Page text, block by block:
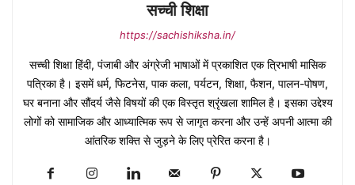
सच्ची शिक्षा
https://sachishiksha.in/
सच्ची शिक्षा हिंदी, पंजाबी और अंग्रेजी भाषाओं में प्रकाशित एक त्रिभाषी मासिक
पत्रिका है। इसमें धर्म, फिटनेस, पाक कला, पर्यटन, शिक्षा, फैशन, पालन-पोषण,
घर बनाना और सौंदर्य जैसे विषयों की एक विस्तृत श्रृंखला शामिल है। इसका उद्देश्य
लोगों को सामाजिक और आध्यात्मिक रूप से जागृत करना और उन्हें अपनी आत्मा की
आंतरिक शक्ति से जुड़ने के लिए प्रेरित करना है।